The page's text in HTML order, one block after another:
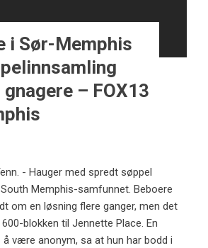
i Sør-Memphis
– FOX13
- Hauger med spredt søppel
Memphis-samfunnet. Beboere
om en løsning flere ganger, men det
blokken til Jennette Place. En
å være anonym, sa at hun har bodd i